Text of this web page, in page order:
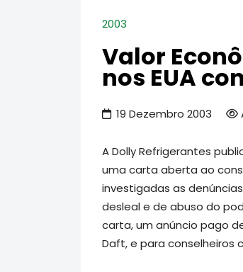
2003
Valor
nos EUA
19 Dezembro 2003
A Dolly Refrigerantes
uma carta aberta ao
investigadas as
desleal e de abuso do
carta, um anúncio pago
Daft, e para conselheiros